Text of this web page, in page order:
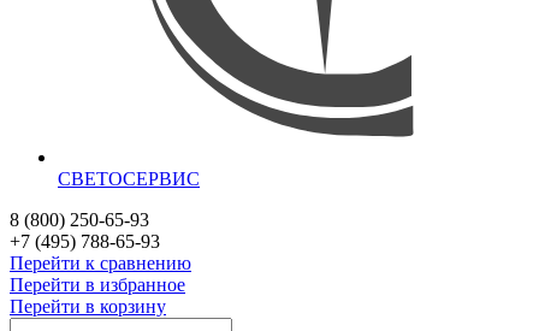
СВЕТОСЕРВИС
8 (800) 250-65-93
+7 (495) 788-65-93
Перейти к сравнению
Перейти в избранное
Перейти в корзину